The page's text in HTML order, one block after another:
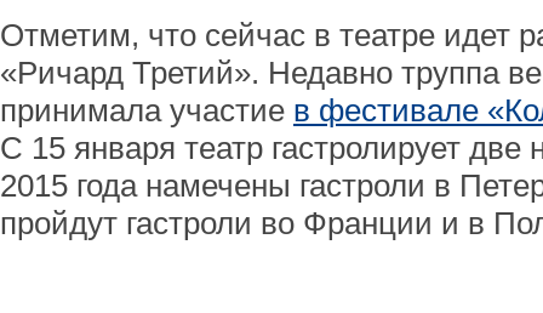
Отметим, что сейчас в театре идет
«Ричард Третий». Недавно труппа
принимала участие в фестивале
С 15 января театр гастролирует
2015 года намечены гастроли в
пройдут гастроли во Франции и в